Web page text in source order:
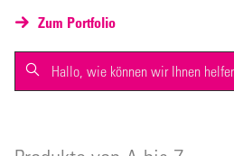
Zum Portfolio